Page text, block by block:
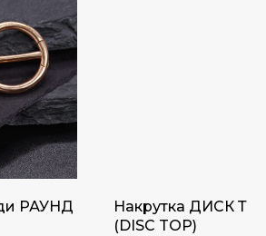
РАУНД
Накрутка ДИСК
(DISC TOP)